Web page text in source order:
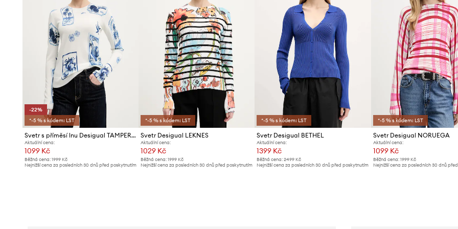
-22%
*-5 % s kódem: LST
Svetr s příměsí lnu Desigual TAMPERE
Aktuální cena:
1099 Kč
Běžná cena: 1999 Kč
Nejnižší cena za posledních 30 dnů před poskytnutím
*-5 % s kódem: LST
Svetr Desigual LEKNES
Aktuální cena:
1029 Kč
Běžná cena:1999 Kč
Nejnižší cena za posledních 30 dnů před poskytnutím
*-5 % s kódem: LST
Svetr Desigual BETHEL
Aktuální cena:
1399 Kč
Běžná cena: 2499 Kč
Nejnižší cena za posledních 30 dnů před poskytnutím
*-5 % s kódem: LST
Svetr Desigual NORUEGA
Aktuální cena:
1099 Kč
Běžná cena: 1999 Kč
Nejnižší cena za posledních 30 dnů